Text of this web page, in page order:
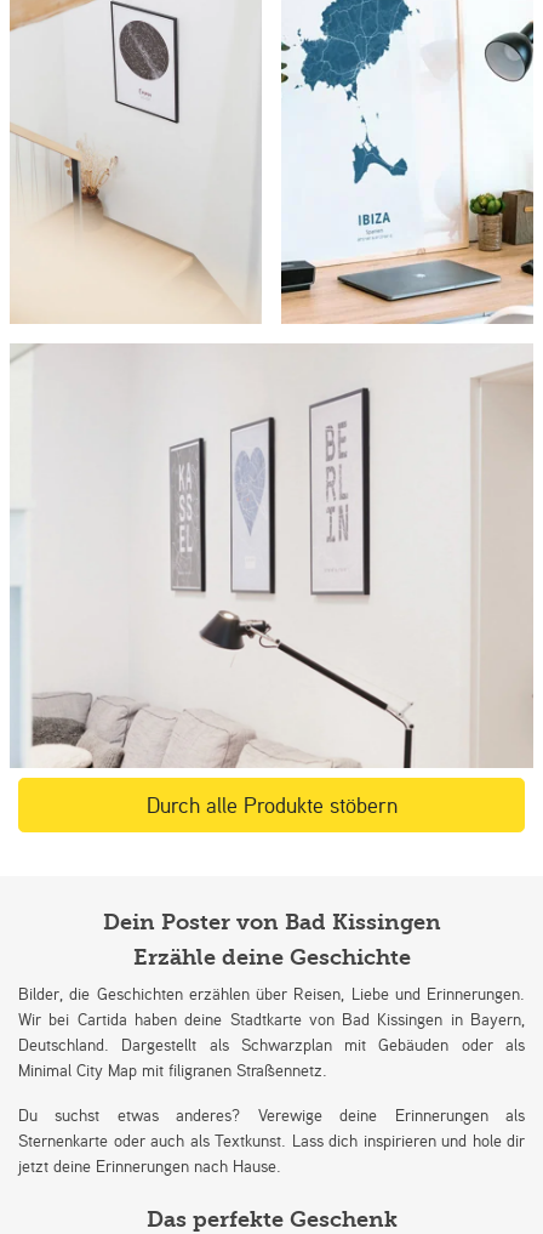
Durch alle Produkte stöbern
Dein Poster von Bad Kissingen
Erzähle deine Geschichte
Bilder, die Geschichten erzählen über Reisen, Liebe und Erinnerungen.
Wir bei Cartida haben deine Stadtkarte von Bad Kissingen in Bayern,
Deutschland. Dargestellt als Schwarzplan mit Gebäuden oder als
Minimal City Map mit filigranen Straßennetz.
Du suchst etwas anderes? Verewige deine Erinnerungen als
Sternenkarte oder auch als Textkunst. Lass dich inspirieren und hole dir
jetzt deine Erinnerungen nach Hause.
Das perfekte Geschenk